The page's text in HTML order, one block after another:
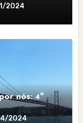
2024
nós: 4ª
2024